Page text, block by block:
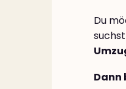
Du
Dann